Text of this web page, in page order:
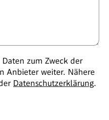
Daten zum Zweck der
Anbieter weiter. Nähere
Datenschutzerklärung.